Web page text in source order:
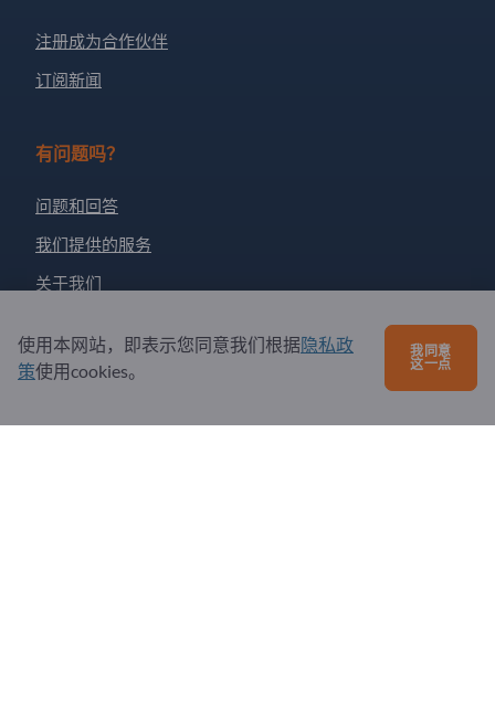
注册成为合作伙伴
订阅新闻
有问题吗？
问题和回答
我们提供的服务
关于我们
Exportpages International GmbH
使用本网站，即表示您同意我们根据隐私政
策使用cookies。
我同意
这一点